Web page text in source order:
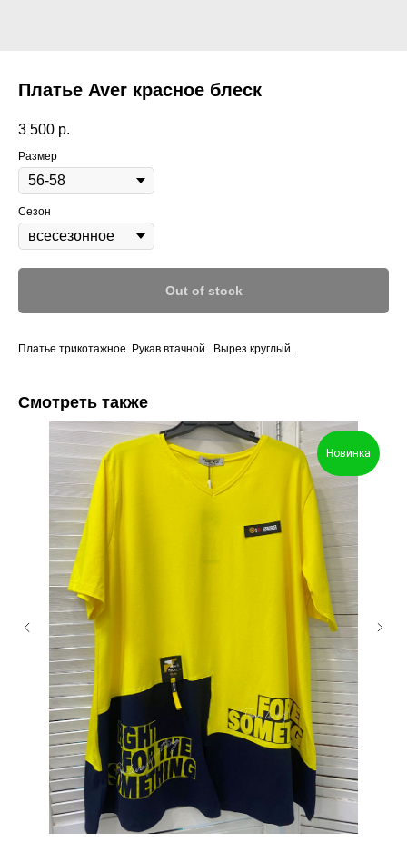
Платье Aver красное блеск
3 500 р.
Размер
Сезон
Out of stock
Платье трикотажное. Рукав втачной . Вырез круглый.
Смотреть также
Новинка